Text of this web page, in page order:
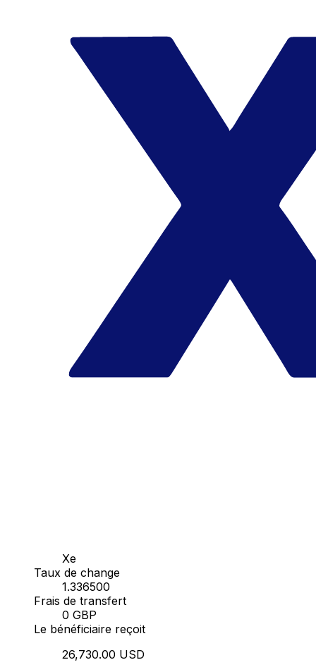
Xe
Taux de change
1.336500
Frais de transfert
0 GBP
Le bénéficiaire reçoit
26,730.00 USD